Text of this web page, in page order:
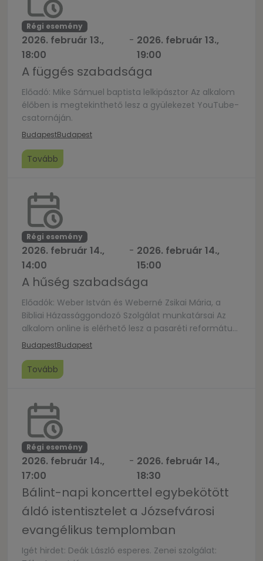
Régi esemény
2026. február 13.,
18:00
- 2026. február 13.,
19:00
A függés szabadsága
Előadó: Mike Sámuel baptista lelkipásztor Az alkalom
élőben is megtekinthető lesz a gyülekezet YouTube-
csatornáján.
BudapestBudapest
Tovább
Régi esemény
2026. február 14.,
14:00
- 2026. február 14.,
15:00
A hűség szabadsága
Előadók: Weber István és Weberné Zsikai Mária, a
Bibliai Házassággondozó Szolgálat munkatársai Az
alkalom online is elérhető lesz a pasaréti református
gyülekezet YouTube-csatornáján:
BudapestBudapest
Tovább
Régi esemény
2026. február 14.,
17:00
- 2026. február 14.,
18:30
Bálint-napi koncerttel egybekötött
áldó istentisztelet a Józsefvárosi
evangélikus templomban
Igét hirdet: Deák László esperes. Zenei szolgálat: